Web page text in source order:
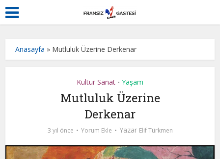
Anasayfa » Mutluluk Üzerine Derkenar
Kültür Sanat • Yaşam
Mutluluk Üzerine
Derkenar
3 yıl önce Yorum Ekle Yazar Elif Türkmen